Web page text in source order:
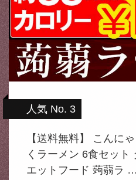
人気 No. 3
【送料無料】 こんに
くラーメン 6食セット
エットフード 蒟蒻ラ …